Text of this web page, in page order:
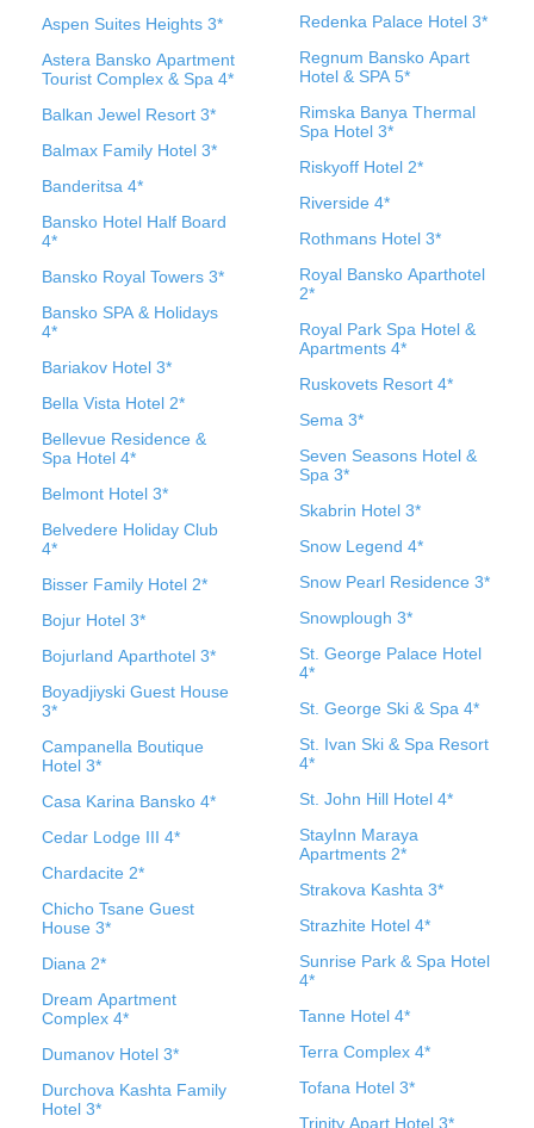
Aspen Suites Heights 3*
Astera Bansko Apartment
Tourist Complex & Spa 4*
Balkan Jewel Resort 3*
Balmax Family Hotel 3*
Banderitsa 4*
Bansko Hotel Half Board
4*
Bansko Royal Towers 3*
Bansko SPA & Holidays
4*
Bariakov Hotel 3*
Bella Vista Hotel 2*
Bellevue Residence &
Spa Hotel 4*
Belmont Hotel 3*
Belvedere Holiday Club
4*
Bisser Family Hotel 2*
Bojur Hotel 3*
Bojurland Aparthotel 3*
Boyadjiyski Guest House
3*
Campanella Boutique
Hotel 3*
Casa Karina Bansko 4*
Cedar Lodge III 4*
Chardacite 2*
Chicho Tsane Guest
House 3*
Diana 2*
Dream Apartment
Complex 4*
Dumanov Hotel 3*
Durchova Kashta Family
Hotel 3*
Redenka Palace Hotel 3*
Regnum Bansko Apart
Hotel & SPA 5*
Rimska Banya Thermal
Spa Hotel 3*
Riskyoff Hotel 2*
Riverside 4*
Rothmans Hotel 3*
Royal Bansko Aparthotel
2*
Royal Park Spa Hotel &
Apartments 4*
Ruskovets Resort 4*
Sema 3*
Seven Seasons Hotel &
Spa 3*
Skabrin Hotel 3*
Snow Legend 4*
Snow Pearl Residence 3*
Snowplough 3*
St. George Palace Hotel
4*
St. George Ski & Spa 4*
St. Ivan Ski & Spa Resort
4*
St. John Hill Hotel 4*
StayInn Maraya
Apartments 2*
Strakova Kashta 3*
Strazhite Hotel 4*
Sunrise Park & Spa Hotel
4*
Tanne Hotel 4*
Terra Complex 4*
Tofana Hotel 3*
Trinity Apart Hotel 3*